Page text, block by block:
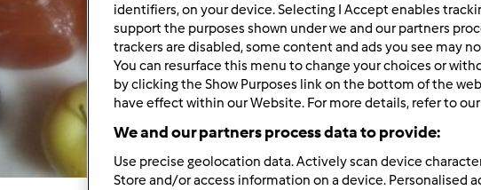
dose/s
4frasco/
Fácil
identifiers, on your device. Selecting I Accept enables
support the purposes shown under we and our partners
trackers are disabled, some content and ads you see may
You can resurface this menu to change your choices or
by clicking the Show Purposes link on the bottom of the
have effect within our Website. For more details, refer to
We and our partners process data to provide:
Use precise geolocation data. Actively scan device
Store and/or access information on a device. Personalised